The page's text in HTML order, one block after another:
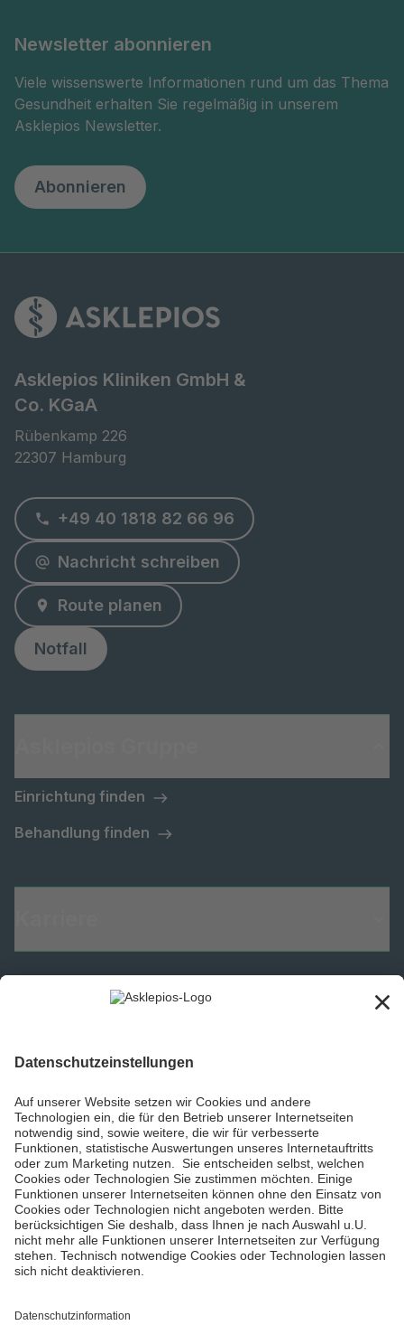
Newsletter abonnieren
Viele wissenswerte Informationen rund um das Thema
Gesundheit erhalten Sie regelmäßig in unserem
Asklepios Newsletter.
Abonnieren
Asklepios Kliniken GmbH &
Co. KGaA
Rübenkamp 226
22307 Hamburg
+49 40 1818 82 66 96
Nachricht schreiben
Route planen
Notfall
Einrichtung finden
Behandlung finden
Informiert bleiben
Impressum
Datenschutzinformationen
Barrierefreiheit